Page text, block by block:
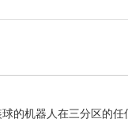
的机器人在三分区的